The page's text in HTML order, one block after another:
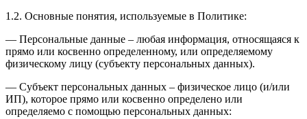
1.2. Основные понятия, используемые в Политике:
— Персональные данные – любая информация, относящаяся к
прямо или косвенно определенному, или определяемому
физическому лицу (субъекту персональных данных).
— Субъект персональных данных – физическое лицо (и/или
ИП), которое прямо или косвенно определено или
определяемо с помощью персональных данных: